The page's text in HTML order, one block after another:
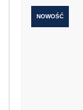
NOWOŚĆ